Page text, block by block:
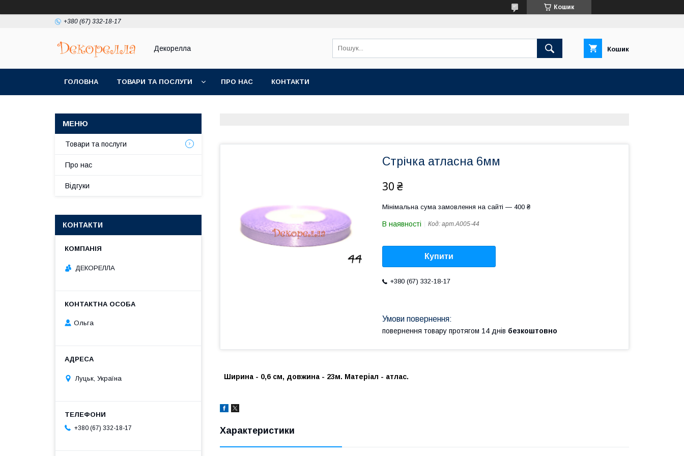
Кошик
+380 (67) 332-18-17
Декорелла Кошик
ГОЛОВНА ТОВАРИ ТА ПОСЛУГИ ПРО НАС КОНТАКТИ
Стрічка атласна 6мм
30 ₴
Мінімальна сума замовлення на сайті — 400 ₴
В наявності Код: арт.А005-44
Купити
+380 (67) 332-18-17
повернення товару протягом 14 днів безкоштовно
Ширина - 0,6 см, довжина - 23м. Матеріал - атлас.
Характеристики
Товари та послуги
Про нас
Відгуки
КОНТАКТИ
ДЕКОРЕЛЛА
Ольга
Луцьк, Україна
+380 (67) 332-18-17